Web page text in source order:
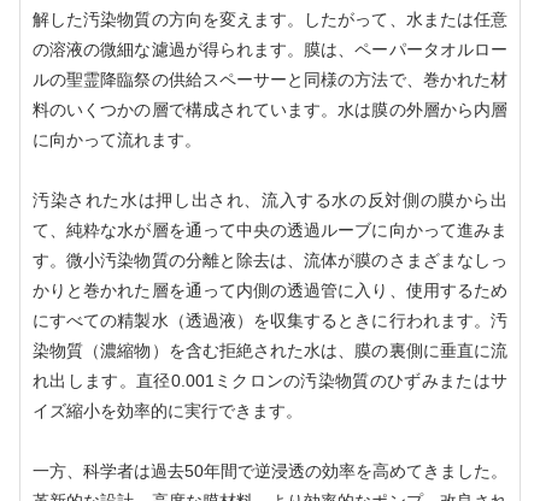
解した汚染物質の方向を変えます。したがって、水または任意
の溶液の微細な濾過が得られます。膜は、ペーパータオルロー
ルの聖霊降臨祭の供給スペーサーと同様の方法で、巻かれた材
料のいくつかの層で構成されています。水は膜の外層から内層
に向かって流れます。
汚染された水は押し出され、流入する水の反対側の膜から出
て、純粋な水が層を通って中央の透過ルーブに向かって進みま
す。微小汚染物質の分離と除去は、流体が膜のさまざまなしっ
かりと巻かれた層を通って内側の透過管に入り、使用するため
にすべての精製水（透過液）を収集するときに行われます。汚
染物質（濃縮物）を含む拒絶された水は、膜の裏側に垂直に流
れ出します。直径0.001ミクロンの汚染物質のひずみまたはサ
イズ縮小を効率的に実行できます。
一方、科学者は過去50年間で逆浸透の効率を高めてきました。